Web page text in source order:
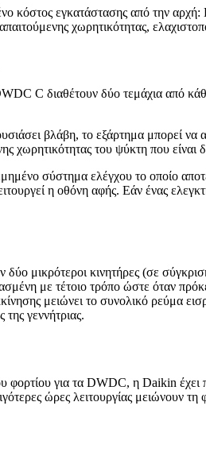
κόστος εγκατάστασης από την
χωρητικότητας,
C διαθέτουν δύο τεμάχια από
βλάβη, το εξάρτημα μπορεί να
χωρητικότητας του ψύκτη που
σύστημα ελέγχου το οποίο
η οθόνη αφής. Εάν ένας
μικρότεροι κινητήρες (σε
με τέτοιο τρόπο ώστε όταν
μειώνει το συνολικό ρεύμα
γεννήτριας.
για τα DWDC, η Daikin έχει
ώρες λειτουργίας μειώνουν